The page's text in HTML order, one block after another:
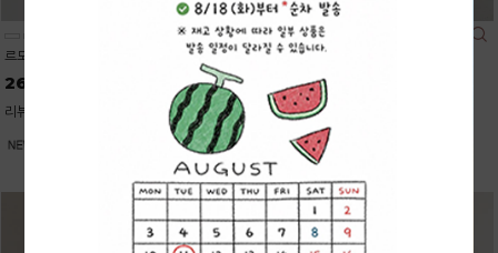
르모어 스킨터치 폴라 나시
26,700
리뷰: 1 |
데일리커버 스판 세미와이드진 (기본/롱)
37,900
리뷰: 1 | 2.0